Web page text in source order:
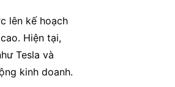
lên kế hoạch
Hiện tại,
Tesla và
kinh doanh.